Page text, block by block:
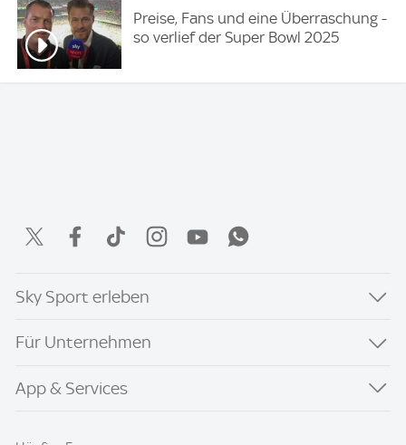
Preise, Fans und eine Überraschung -
so verlief der Super Bowl 2025
Sky Sport erleben
Für Unternehmen
App & Services